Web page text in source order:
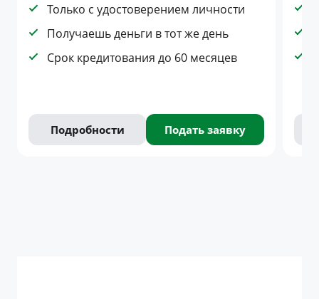
Только с удостоверением личности
Получаешь деньги в тот же день
Срок кредитования до 60 месяцев
Подробности Подать заявку